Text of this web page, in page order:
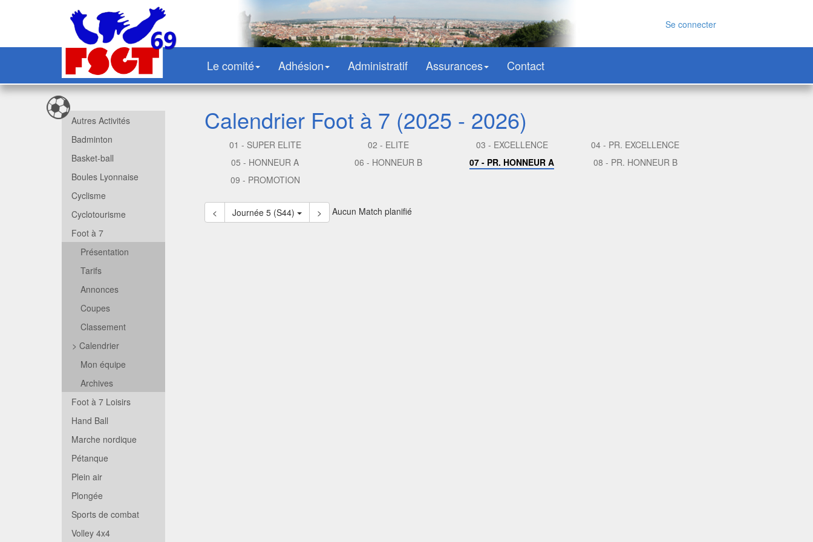
Se connecter
Le comité Adhésion Administratif Assurances Contact
Autres Activités
Badminton
Basket-ball
Boules Lyonnaise
Cyclisme
Cyclotourisme
Foot à 7
Présentation
Tarifs
Annonces
Coupes
Classement
> Calendrier
Mon équipe
Archives
Foot à 7 Loisirs
Hand Ball
Marche nordique
Pétanque
Plein air
Plongée
Sports de combat
Volley 4x4
Calendrier Foot à 7 (2025 - 2026)
01 - SUPER ELITE 02 - ELITE 03 - EXCELLENCE
04 - PR. EXCELLENCE
05 - HONNEUR A
06 - HONNEUR B 07 - PR. HONNEUR A
08 - PR. HONNEUR B
09 - PROMOTION
< Journée 5 (S44) > Aucun Match planifié